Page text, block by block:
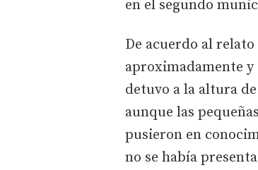
en el segundo
De acuerdo al
aproximadamente
detuvo a la altura
aunque las
pusieron en
no se había